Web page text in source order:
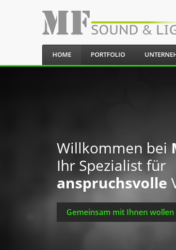
HOME PORTFOLIO
Willkommen bei
Ihr Spezialist für
anspruchsvolle
Gemeinsam mit Ihnen